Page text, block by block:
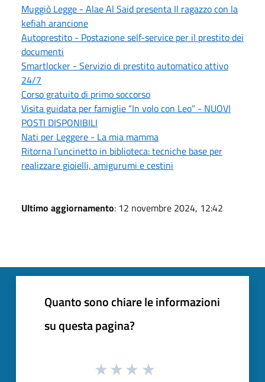
Muggiò Legge - Alae Al Said presenta Il ragazzo con la
kefiah arancione
Autoprestito - Postazione self-service per il prestito dei
documenti
Smartlocker - Servizio di prestito automatico attivo
24/7
Corso gratuito di primo soccorso
Visita guidata per famiglie “In volo con Leo” - NUOVI
POSTI DISPONIBILI
Nati per Leggere - La mia mamma
Ritorna l’uncinetto in biblioteca: tecniche base per
realizzare gioielli, amigurumi e cestini
Ultimo aggiornamento: 12 novembre 2024, 12:42
Quanto sono chiare le informazioni
su questa pagina?